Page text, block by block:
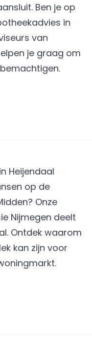
Ben je op
in
van
je graag om
Heijendaal
op de
Onze
Nijmegen deelt
Ontdek waarom
kan zijn voor